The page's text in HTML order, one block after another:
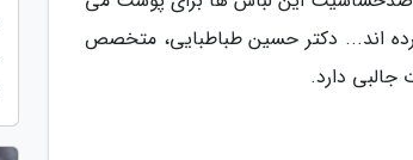
اند... دکتر حسین طباطبایی، متخصص
دارد.